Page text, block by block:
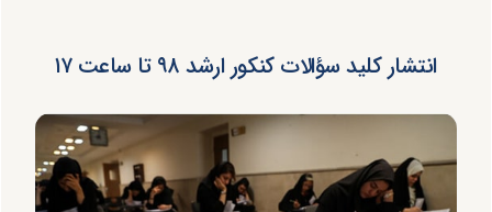
انتشار کلید سؤالات کنکور ارشد ۹۸ تا ساعت ۱۷